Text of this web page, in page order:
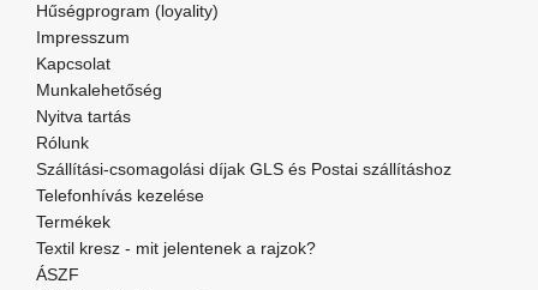
Hűségprogram (loyality)
Impresszum
Kapcsolat
Munkalehetőség
Nyitva tartás
Rólunk
Szállítási-csomagolási díjak GLS és Postai szállításhoz
Telefonhívás kezelése
Termékek
Textil kresz - mit jelentenek a rajzok?
ÁSZF